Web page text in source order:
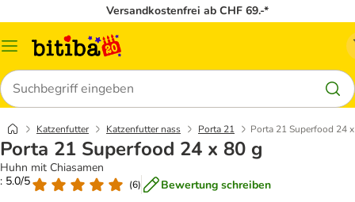
Versandkostenfrei ab CHF 69.-*
Menü
Suchen
Katzenfutter Katzenfutter nass Porta 21 Porta 21 Superfood 24
Porta 21 Superfood 24 x 80 g
Huhn mit Chiasamen
: 5.0/5
(6) Bewertung schreiben